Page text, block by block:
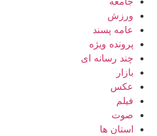
ورزش
عامه پسند
پرونده ویژه
چند رسانه ای
بازار
عکس
فیلم
صوت
استان ها